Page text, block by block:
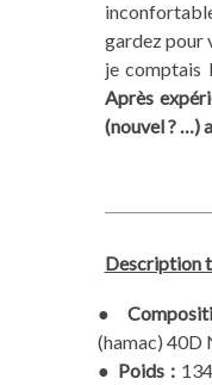
gardez pour
je comptais
Après
(nouvel ? …)
Description
●
(hamac) 40D
● Poids :